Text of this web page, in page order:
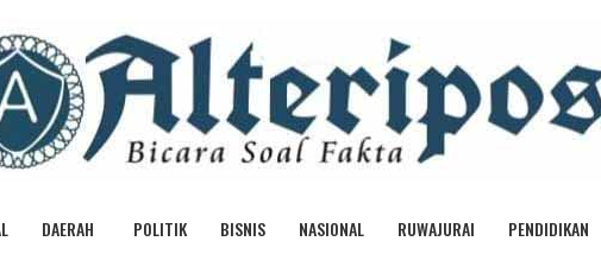
DAERAH POLITIK BISNIS NASIONAL RUWAJURAI PENDIDIKAN